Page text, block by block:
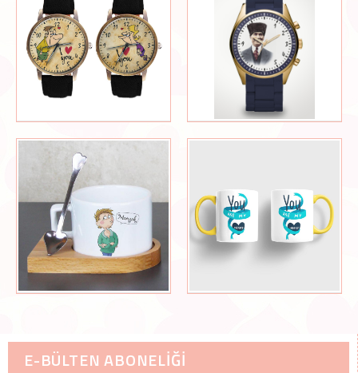
E-BÜLTEN ABONELİĞİ